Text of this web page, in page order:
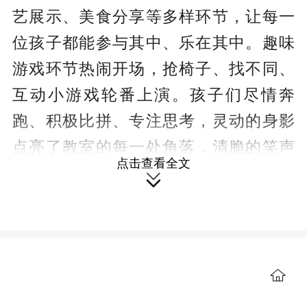
艺展示、美食分享等多样环节，让每一
位孩子都能参与其中、乐在其中。趣味
游戏环节热闹开场，抢椅子、找不同、
互动小游戏轮番上演。孩子们尽情奔
跑、积极比拼、专注思考，灵动的身影
点亮了教室的每一处角落，清脆的笑声
回荡在校园上空，充分展现了少年儿童
点击查看全文
